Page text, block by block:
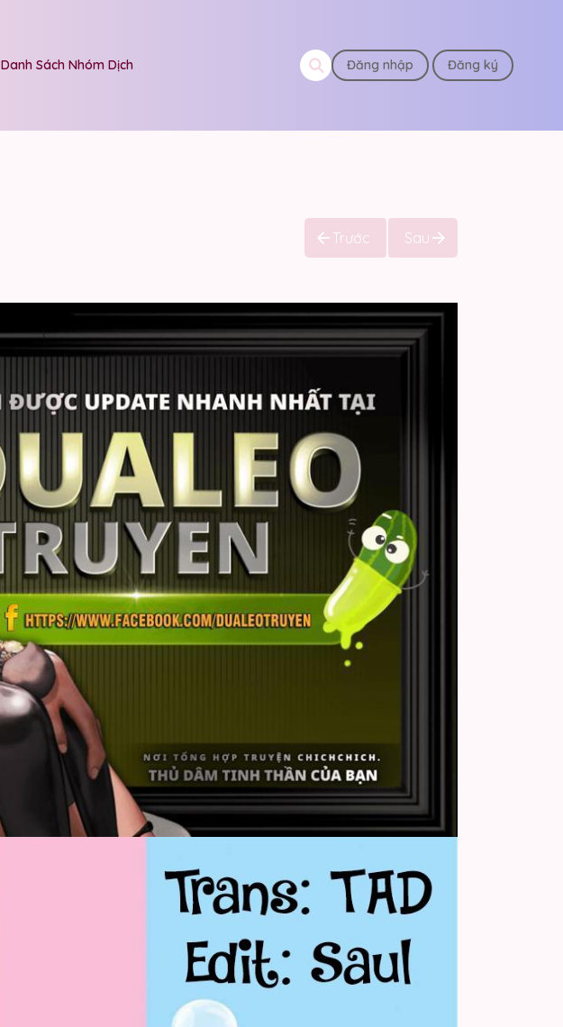
Danh Sách Nhóm Dịch Đăng nhập Đăng ký
Trước Sau